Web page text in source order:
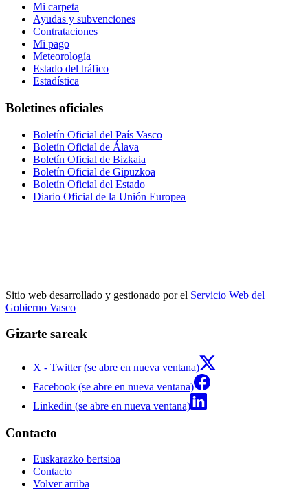
Mi carpeta
Ayudas y subvenciones
Contrataciones
Mi pago
Meteorología
Estado del tráfico
Estadística
Boletines oficiales
Boletín Oficial del País Vasco
Boletín Oficial de Álava
Boletín Oficial de Bizkaia
Boletín Oficial de Gipuzkoa
Boletín Oficial del Estado
Diario Oficial de la Unión Europea
Sitio web desarrollado y gestionado por el Servicio Web del
Gobierno Vasco
Gizarte sareak
X - Twitter (se abre en nueva ventana)
Facebook (se abre en nueva ventana)
Linkedin (se abre en nueva ventana)
Contacto
Euskarazko bertsioa
Contacto
Volver arriba